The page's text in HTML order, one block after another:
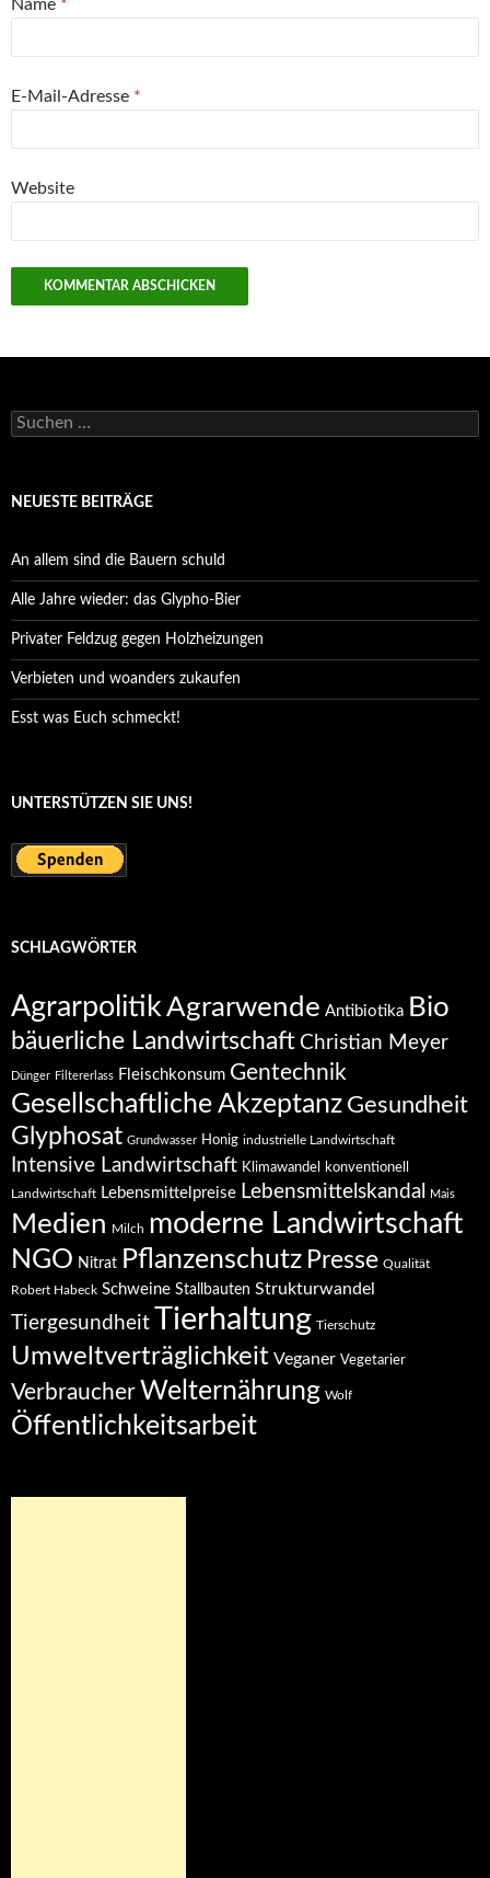
Name *
E-Mail-Adresse *
Website
Suchen
nach:
NEUESTE BEITRÄGE
An allem sind die Bauern schuld
Alle Jahre wieder: das Glypho-Bier
Privater Feldzug gegen Holzheizungen
Verbieten und woanders zukaufen
Esst was Euch schmeckt!
UNTERSTÜTZEN SIE UNS!
SCHLAGWÖRTER
AgrarpolitikAgrarwende Antibiotika Bio
bäuerliche Landwirtschaft Christian Meyer
Dünger Filtererlass Fleischkonsum Gentechnik
Gesellschaftliche Akzeptanz Gesundheit
Glyphosat Grundwasser Honig industrielle Landwirtschaft
Intensive Landwirtschaft Klimawandel konventionell
Landwirtschaft Lebensmittelpreise Lebensmittelskandal Mais
Medien Milch moderne Landwirtschaft
NGO Nitrat Pflanzenschutz Presse Qualität
Robert Habeck Schweine Stallbauten Strukturwandel
Tiergesundheit Tierhaltung Tierschutz
Umweltverträglichkeit Veganer Vegetarier
VerbraucherWelternährung Wolf
Öffentlichkeitsarbeit